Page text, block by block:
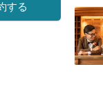
する